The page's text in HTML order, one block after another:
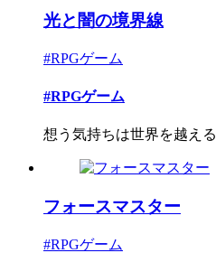
光と闇の境界線
#RPGゲーム
#RPGゲーム
想う気持ちは世界を越える
フォースマスター
#RPGゲーム